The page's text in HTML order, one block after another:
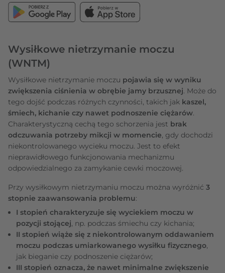
Wysiłkowe nietrzymanie moczu
(WNTM)
Wysiłkowe nietrzymanie moczu pojawia się w wyniku
zwiększenia ciśnienia w obrębie jamy brzusznej. Może do
tego dojść podczas różnych czynności, takich jak kaszel,
śmiech, kichanie czy nawet podnoszenie ciężarów.
Charakterystyczną cechą tego schorzenia jest brak
odczuwania potrzeby mikcji w momencie, gdy dochodzi
niekontrolowanego wycieku moczu. Jest to efekt
nieprawidłowego funkcjonowania mechanizmu
odpowiedzialnego za zamykanie cewki moczowej.
Przy wysiłkowym nietrzymaniu moczu można wyróżnić 3
stopnie zaawansowania problemu:
I stopień charakteryzuje się wyciekiem moczu w
pozycji stojącej, np. podczas śmiechu czy kichania;
II stopień wiąże się z niekontrolowanym oddawaniem
moczu podczas umiarkowanego wysiłku fizycznego,
jak bieganie czy podnoszenie ciężarów;
III stopień oznacza, że nawet minimalne zwiększenie